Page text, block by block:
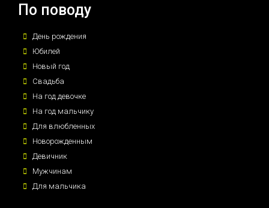
По поводу
День рождения
Юбилей
Новый год
Свадьба
На год девочке
На год мальчику
Для влюбленных
Новорожденным
Девичник
Мужчинам
Для мальчика